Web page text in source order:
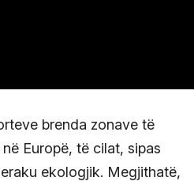
brenda zonave të
Europë, të cilat, sipas
ekologjik. Megjithatë,